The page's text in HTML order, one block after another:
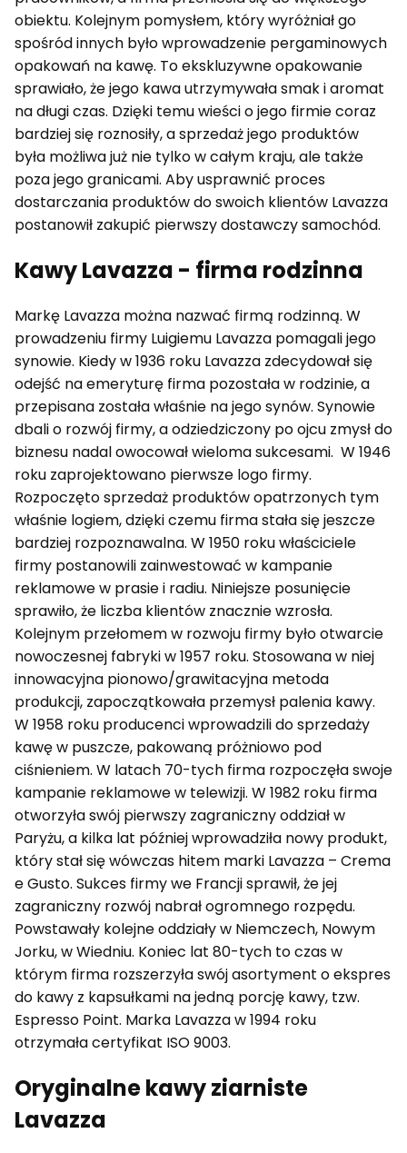
obiektu. Kolejnym pomysłem, który wyróżniał go
spośród innych było wprowadzenie pergaminowych
opakowań na kawę. To ekskluzywne opakowanie
sprawiało, że jego kawa utrzymywała smak i aromat
na długi czas. Dzięki temu wieści o jego firmie coraz
bardziej się roznosiły, a sprzedaż jego produktów
była możliwa już nie tylko w całym kraju, ale także
poza jego granicami. Aby usprawnić proces
dostarczania produktów do swoich klientów Lavazza
postanowił zakupić pierwszy dostawczy samochód.
Kawy Lavazza - firma rodzinna
Markę Lavazza można nazwać firmą rodzinną. W
prowadzeniu firmy Luigiemu Lavazza pomagali jego
synowie. Kiedy w 1936 roku Lavazza zdecydował się
odejść na emeryturę firma pozostała w rodzinie, a
przepisana została właśnie na jego synów. Synowie
dbali o rozwój firmy, a odziedziczony po ojcu zmysł do
biznesu nadal owocował wieloma sukcesami. W 1946
roku zaprojektowano pierwsze logo firmy.
Rozpoczęto sprzedaż produktów opatrzonych tym
właśnie logiem, dzięki czemu firma stała się jeszcze
bardziej rozpoznawalna. W 1950 roku właściciele
firmy postanowili zainwestować w kampanie
reklamowe w prasie i radiu. Niniejsze posunięcie
sprawiło, że liczba klientów znacznie wzrosła.
Kolejnym przełomem w rozwoju firmy było otwarcie
nowoczesnej fabryki w 1957 roku. Stosowana w niej
innowacyjna pionowo/grawitacyjna metoda
produkcji, zapoczątkowała przemysł palenia kawy.
W 1958 roku producenci wprowadzili do sprzedaży
kawę w puszcze, pakowaną próżniowo pod
ciśnieniem. W latach 70-tych firma rozpoczęła swoje
kampanie reklamowe w telewizji. W 1982 roku firma
otworzyła swój pierwszy zagraniczny oddział w
Paryżu, a kilka lat później wprowadziła nowy produkt,
który stał się wówczas hitem marki Lavazza – Crema
e Gusto. Sukces firmy we Francji sprawił, że jej
zagraniczny rozwój nabrał ogromnego rozpędu.
Powstawały kolejne oddziały w Niemczech, Nowym
Jorku, w Wiedniu. Koniec lat 80-tych to czas w
którym firma rozszerzyła swój asortyment o ekspres
do kawy z kapsułkami na jedną porcję kawy, tzw.
Espresso Point. Marka Lavazza w 1994 roku
otrzymała certyfikat ISO 9003.
Oryginalne kawy ziarniste
Lavazza